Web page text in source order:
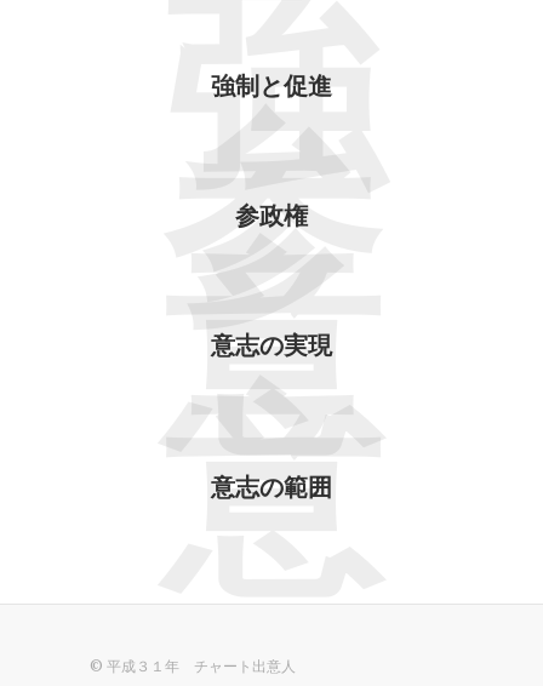
強制と促進
強
参政権
参
意志の実現
意
意志の範囲
意
© 平成３１年 チャート出意人